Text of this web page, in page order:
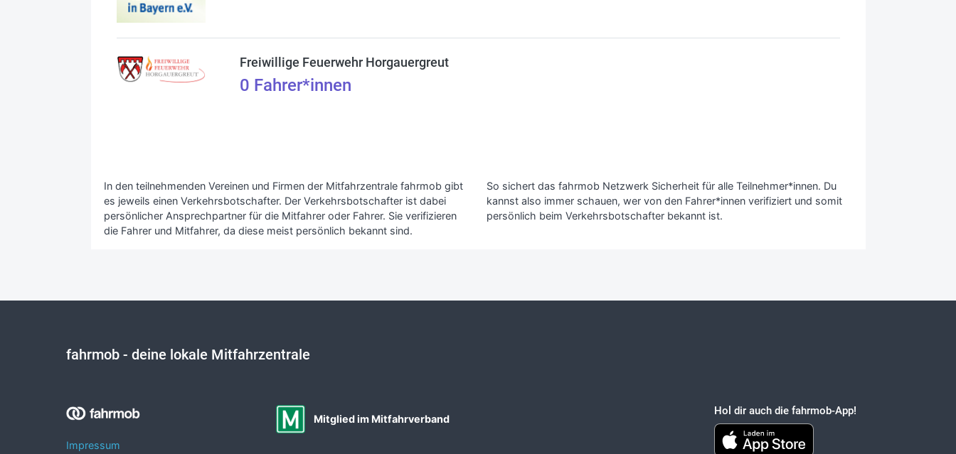
Freiwillige Feuerwehr Horgauergreut
0 Fahrer*innen
In den teilnehmenden Vereinen und Firmen der Mitfahrzentrale fahrmob gibt
es jeweils einen Verkehrsbotschafter. Der Verkehrsbotschafter ist dabei
persönlicher Ansprechpartner für die Mitfahrer oder Fahrer. Sie verifizieren
die Fahrer und Mitfahrer, da diese meist persönlich bekannt sind.
So sichert das fahrmob Netzwerk Sicherheit für alle Teilnehmer*innen. Du
kannst also immer schauen, wer von den Fahrer*innen verifiziert und somit
persönlich beim Verkehrsbotschafter bekannt ist.
fahrmob- deine lokale Mitfahrzentrale
Impressum
Mitglied im Mitfahrverband
Hol dir auch die fahrmob-App!